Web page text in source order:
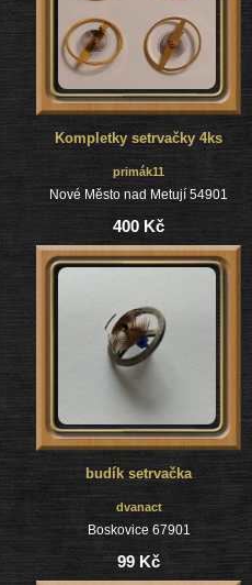
Kompletky setrvačky 4ks
primák11
Nové Město nad Metují 54901
400 Kč
budík setrvačka
dvanact
Boskovice 67901
99 Kč